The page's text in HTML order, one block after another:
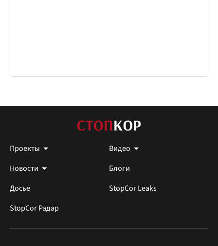
Проекты
Видео
Новости
Блоги
Досье
StopCor Leaks
StopCor Радар